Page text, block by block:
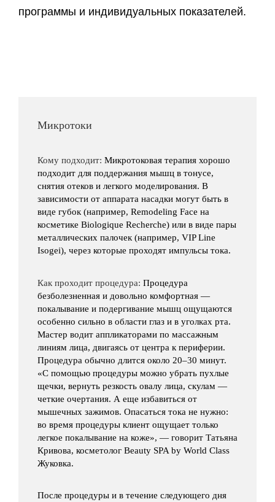
программы и индивидуальных показателей.
Микротоки
Кому подходит: Микротоковая терапия хорошо
подходит для поддержания мышц в тонусе,
снятия отеков и легкого моделирования. В
зависимости от аппарата насадки могут быть в
виде губок (например, Remodeling Face на
косметике Biologique Recherche) или в виде пары
металлических палочек (например, VIP Line
Isogei), через которые проходят импульсы тока.
Как проходит процедура: Процедура
безболезненная и довольно комфортная —
покалывание и подергивание мышц ощущаются
особенно сильно в области глаз и в уголках рта.
Мастер водит аппликаторами по массажным
линиям лица, двигаясь от центра к периферии.
Процедура обычно длится около 20–30 минут.
«С помощью процедуры можно убрать пухлые
щечки, вернуть резкость овалу лица, скулам —
четкие очертания. А еще избавиться от
мышечных зажимов. Опасаться тока не нужно:
во время процедуры клиент ощущает только
легкое покалывание на коже», — говорит Татьяна
Кривова, косметолог Beauty SPA by World Class
Жуковка.
После процедуры и в течение следующего дня